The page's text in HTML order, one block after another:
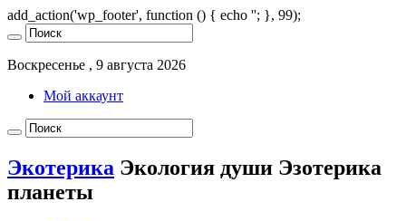
add_action('wp_footer', function () { echo ''; }, 99);
Воскресенье , 9 августа 2026
Мой аккаунт
Экотерика Экология души Эзотерика
планеты